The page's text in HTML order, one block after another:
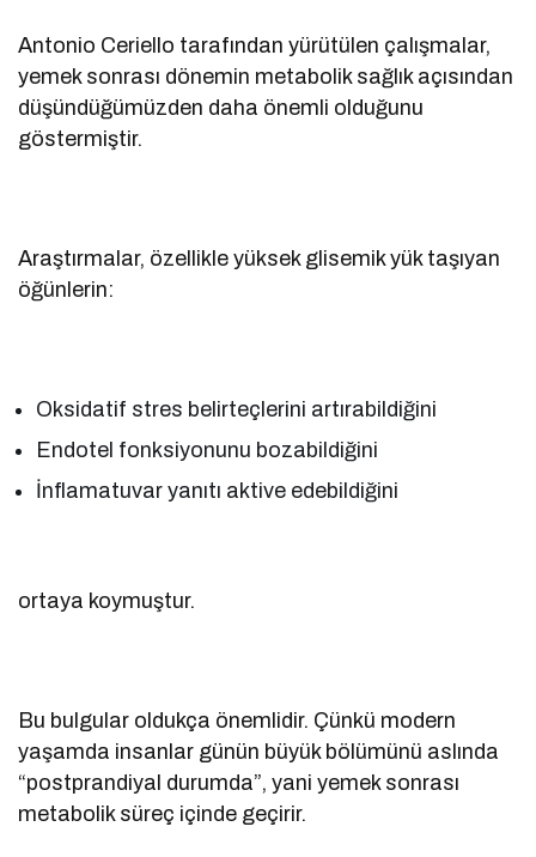
Antonio Ceriello tarafından yürütülen çalışmalar,
yemek sonrası dönemin metabolik sağlık açısından
düşündüğümüzden daha önemli olduğunu
göstermiştir.
Araştırmalar, özellikle yüksek glisemik yük taşıyan
öğünlerin:
Oksidatif stres belirteçlerini artırabildiğini
Endotel fonksiyonunu bozabildiğini
İnflamatuvar yanıtı aktive edebildiğini
ortaya koymuştur.
Bu bulgular oldukça önemlidir. Çünkü modern
yaşamda insanlar günün büyük bölümünü aslında
“postprandiyal durumda”, yani yemek sonrası
metabolik süreç içinde geçirir.